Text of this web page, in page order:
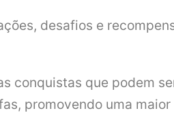
desafios e
conquistas que podem
promovendo uma